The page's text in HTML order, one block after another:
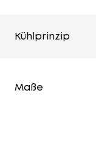
Kühlprinzip
Maße